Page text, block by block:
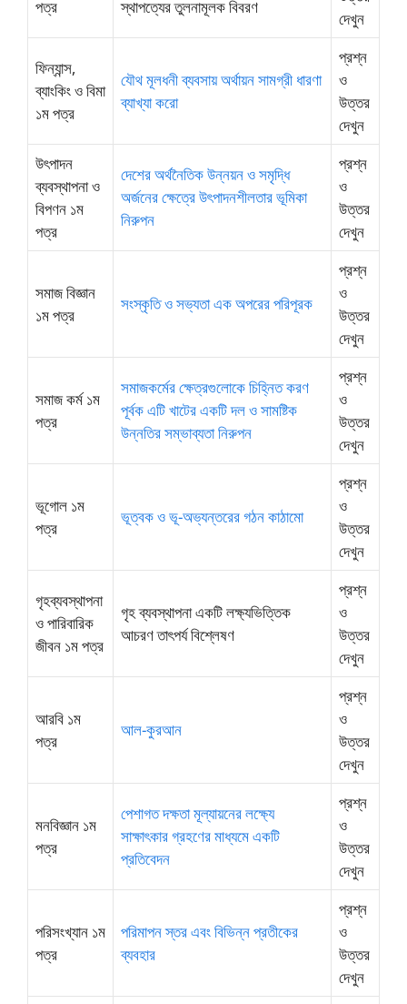
পত্র
স্থাপত্যের তুলনামূলক বিবরণ
দেখুন
ফিন্যান্স,
ব্যাংকিং ও বিমা
১ম পত্র
যৌথ মূলধনী ব্যবসায় অর্থায়ন সামগ্রী ধারণা
ব্যাখ্যা করো
প্রশ্ন
ও
উত্তর
দেখুন
উৎপাদন
ব্যবস্থাপনা ও
বিপণন ১ম
পত্র
দেশের অর্থনৈতিক উন্নয়ন ও সমৃদ্ধি
অর্জনের ক্ষেত্রে উৎপাদনশীলতার ভূমিকা
নিরুপন
প্রশ্ন
ও
উত্তর
দেখুন
সমাজ বিজ্ঞান
১ম পত্র
সংস্কৃতি ও সভ্যতা এক অপরের পরিপূরক
প্রশ্ন
ও
উত্তর
দেখুন
সমাজ কর্ম ১ম
পত্র
সমাজকর্মের ক্ষেত্রগুলোকে চিহ্নিত করণ
পূর্বক এটি খাটের একটি দল ও সামষ্টিক
উন্নতির সম্ভাব্যতা নিরুপন
প্রশ্ন
ও
উত্তর
দেখুন
ভূগোল ১ম
পত্র
ভূত্বক ও ভূ-অভ্যন্তরের গঠন কাঠামো
প্রশ্ন
ও
উত্তর
দেখুন
গৃহব্যবস্থাপনা
ও পারিবারিক
জীবন ১ম পত্র
গৃহ ব্যবস্থাপনা একটি লক্ষ্যভিত্তিক
আচরণ তাৎপর্য বিশ্লেষণ
প্রশ্ন
ও
উত্তর
দেখুন
আরবি ১ম
পত্র
আল-কুরআন
প্রশ্ন
ও
উত্তর
দেখুন
মনবিজ্ঞান ১ম
পত্র
পেশাগত দক্ষতা মূল্যায়নের লক্ষ্যে
সাক্ষাৎকার গ্রহণের মাধ্যমে একটি
প্রতিবেদন
প্রশ্ন
ও
উত্তর
দেখুন
পরিসংখ্যান ১ম
পত্র
পরিমাপন স্তর এবং বিভিন্ন প্রতীকের
ব্যবহার
প্রশ্ন
ও
উত্তর
দেখুন